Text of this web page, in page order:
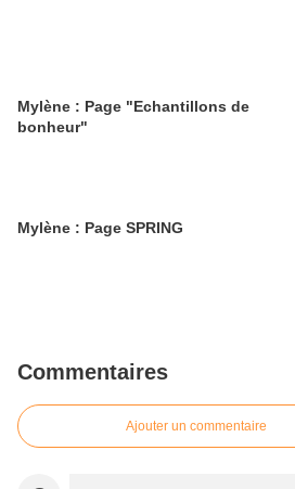
Mylène : Page "Echantillons de
bonheur"
Mylène : Page SPRING
Commentaires
Ajouter un commentaire